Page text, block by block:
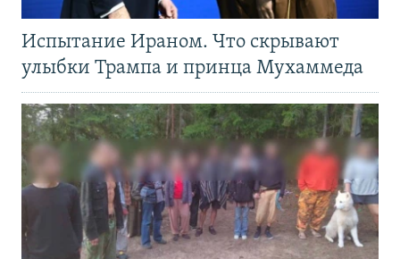
Испытание Ираном. Что скрывают
улыбки Трампа и принца Мухаммеда